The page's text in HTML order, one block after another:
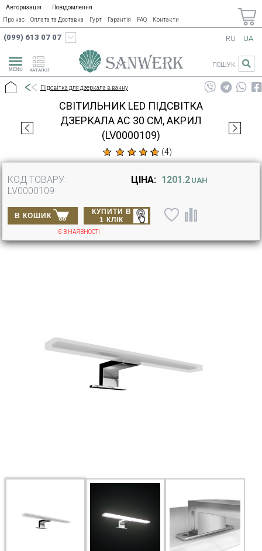
Авторизація
Повідомлення
Про нас
Оплата та Доставка Гурт Гарантія FAQ Контакти
(099) 613 07 07
КАТАЛОГ
RU UA
ПОШУК
Підсвітка для дзеркала в ванну
СВІТИЛЬНИК LED ПІДСВІТКА
ДЗЕРКАЛА AC 30 СМ, АКРИЛ
(LV0000109)
(4)
КОД ТОВАРУ:
LV0000109
ЦІНА: 1201.2 UAH
В КОШИК
КУПИТИ В
1 КЛІК
Є В НАЯВНОСТІ